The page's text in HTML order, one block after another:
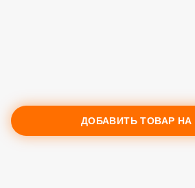
ДОБАВИТЬ ТОВАР НА